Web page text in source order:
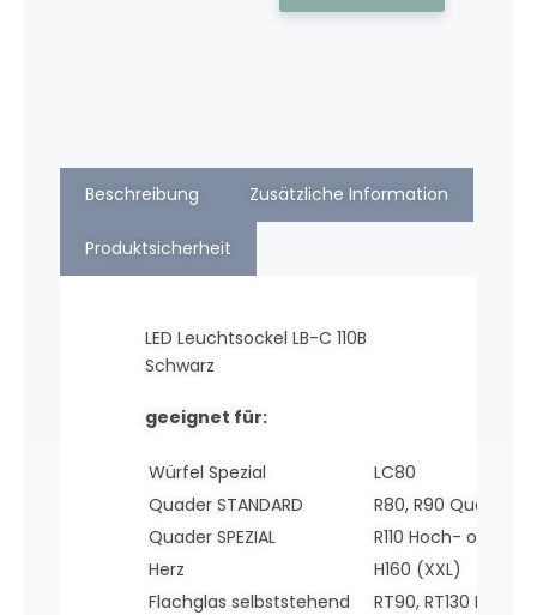
Beschreibung Zusätzliche Information
Produktsicherheit
LED Leuchtsockel LB-C 110B
Schwarz
geeignet für:
Würfel Spezial
LC80
Quader STANDARD
R80, R90
Quader SPEZIAL
R110 Hoch- oder
Herz
H160 (XXL)
Flachglas selbststehend
RT90, RT130